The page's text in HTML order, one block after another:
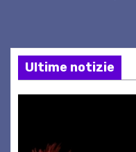
Ultime notizie